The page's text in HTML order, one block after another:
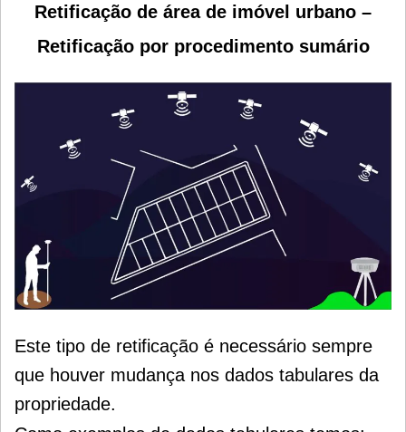
Retificação de área de imóvel urbano –
Retificação por procedimento sumário
Este tipo de retificação é necessário sempre
que houver mudança nos dados tabulares da
propriedade.